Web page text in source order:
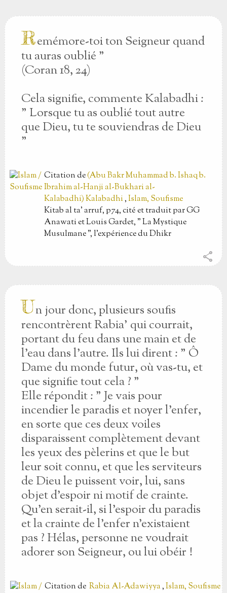
Remémore-toi ton Seigneur quand
tu auras oublié "
(Coran 18, 24)
Cela signifie, commente Kalabadhi :
" Lorsque tu as oublié tout autre
que Dieu, tu te souviendras de Dieu
"
Citationde(Abu Bakr Muhammad b. Ishaq b.
Ibrahim al-Hanji al-Bukhari al-
Kalabadhi) Kalabadhi,Islam, Soufisme
Kitab al ta' arruf, p74, cité et traduit par GG
Anawati et Louis Gardet, " La Mystique
Musulmane ", l'expérience du Dhikr
share
Un jour donc, plusieurs soufis
rencontrèrent Rabia' qui courrait,
portant du feu dans une main et de
l'eau dans l'autre. Ils lui dirent : " Ô
Dame du monde futur, où vas-tu, et
que signifie tout cela ? "
Elle répondit : " Je vais pour
incendier le paradis et noyer l'enfer,
en sorte que ces deux voiles
disparaissent complètement devant
les yeux des pèlerins et que le but
leur soit connu, et que les serviteurs
de Dieu le puissent voir, lui, sans
objet d'espoir ni motif de crainte.
Qu'en serait-il, si l'espoir du paradis
et la crainte de l'enfer n'existaient
pas ? Hélas, personne ne voudrait
adorer son Seigneur, ou lui obéir !
Citationde Rabia Al-Adawiyya,Islam, Soufisme